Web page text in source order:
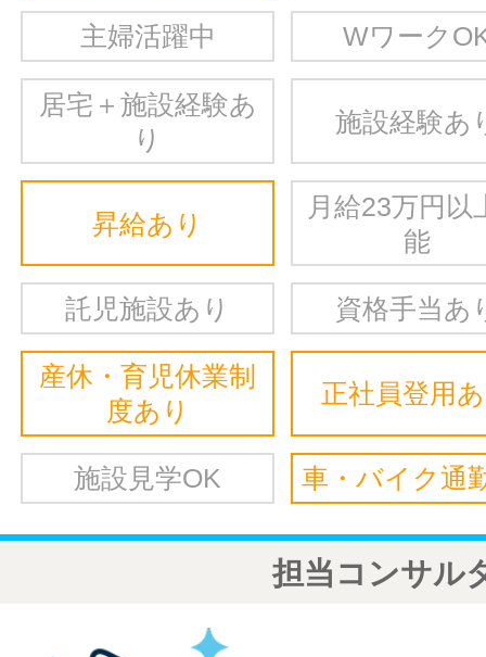
主婦活躍中 Wワーク
居宅＋施設経験あ
り
施設経験あ
昇給あり
月給23万円以
能
託児施設あり 資格手当あ
産休・育児休業制
度あり
正社員登用
施設見学OK 車・バイク通
担当コンサル